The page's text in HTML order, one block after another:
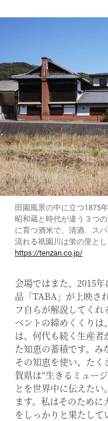
田園風景の中に立つ1875
昭和蔵と時代が違う３つ
に育つ酒米で、清酒、ス
流れる祇園川は蛍の里とし
https://tenzan.co.jp/
会場ではまた、2015
品「TABA」が上映さ
フ自らが解説してくれ
ベントの締めくくりは
は、何代も続く生産
た知恵の蓄積です。み
その知恵を使い、た
賀県は“生きるミュー
とを世界中に伝えた
ます。私はそのために
をしっかりと果たして